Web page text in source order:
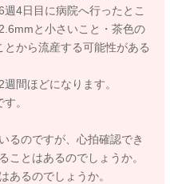
4日目に病院へ行ったとこ
と小さいこと・茶色の
から流産する可能性がある
間ほどになります。
。
るのですが、心拍確認でき
ことはあるのでしょうか。
あるのでしょうか。